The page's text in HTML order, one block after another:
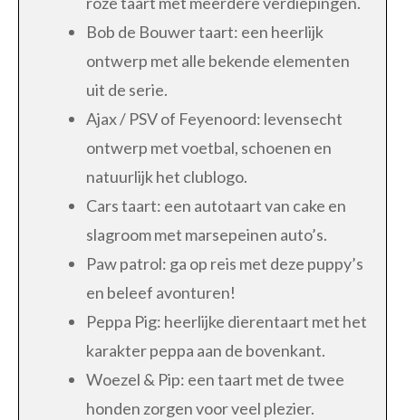
Bob de Bouwer taart: een heerlijk
ontwerp met alle bekende elementen
uit de serie.
Ajax / PSV of Feyenoord: levensecht
ontwerp met voetbal, schoenen en
natuurlijk het clublogo.
Cars taart: een autotaart van cake en
slagroom met marsepeinen auto’s.
Paw patrol: ga op reis met deze puppy’s
en beleef avonturen!
Peppa Pig: heerlijke dierentaart met het
karakter peppa aan de bovenkant.
Woezel & Pip: een taart met de twee
honden zorgen voor veel plezier.